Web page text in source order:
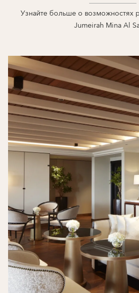
Узнайте больше о возможностях
Jumeirah Mina Al